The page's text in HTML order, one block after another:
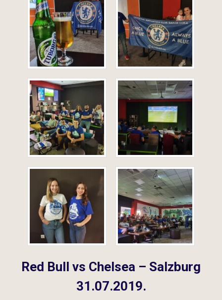
Red Bull vs Chelsea – Salzburg
31.07.2019.